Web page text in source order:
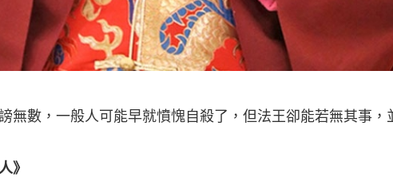
無數，一般人可能早就憤愧自殺了，但法王卻能若無其事
》